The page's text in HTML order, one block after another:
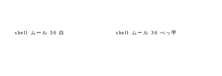
shell ムール 36 白 shell ムール 36 べっ甲